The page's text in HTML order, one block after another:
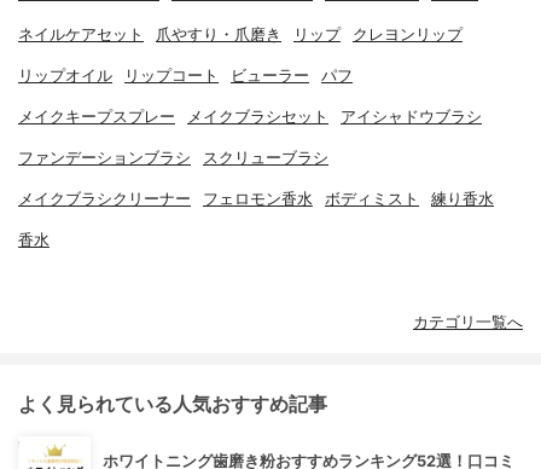
ネイルケアセット 爪やすり・爪磨き リップ クレヨンリップ
リップオイル リップコート ビューラー パフ
メイクキープスプレー メイクブラシセット アイシャドウブラシ
ファンデーションブラシ スクリューブラシ
メイクブラシクリーナー フェロモン香水 ボディミスト 練り香水
香水
カテゴリ一覧へ
よく見られている人気おすすめ記事
ホワイトニング歯磨き粉おすすめランキング52選！口コミ